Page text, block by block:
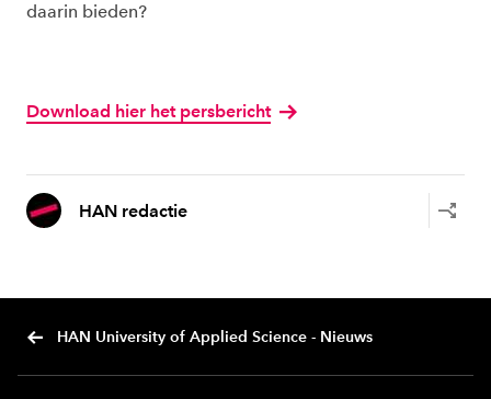
daarin bieden?
Download hier het persbericht
HAN redactie
HAN University of Applied Science - Nieuws